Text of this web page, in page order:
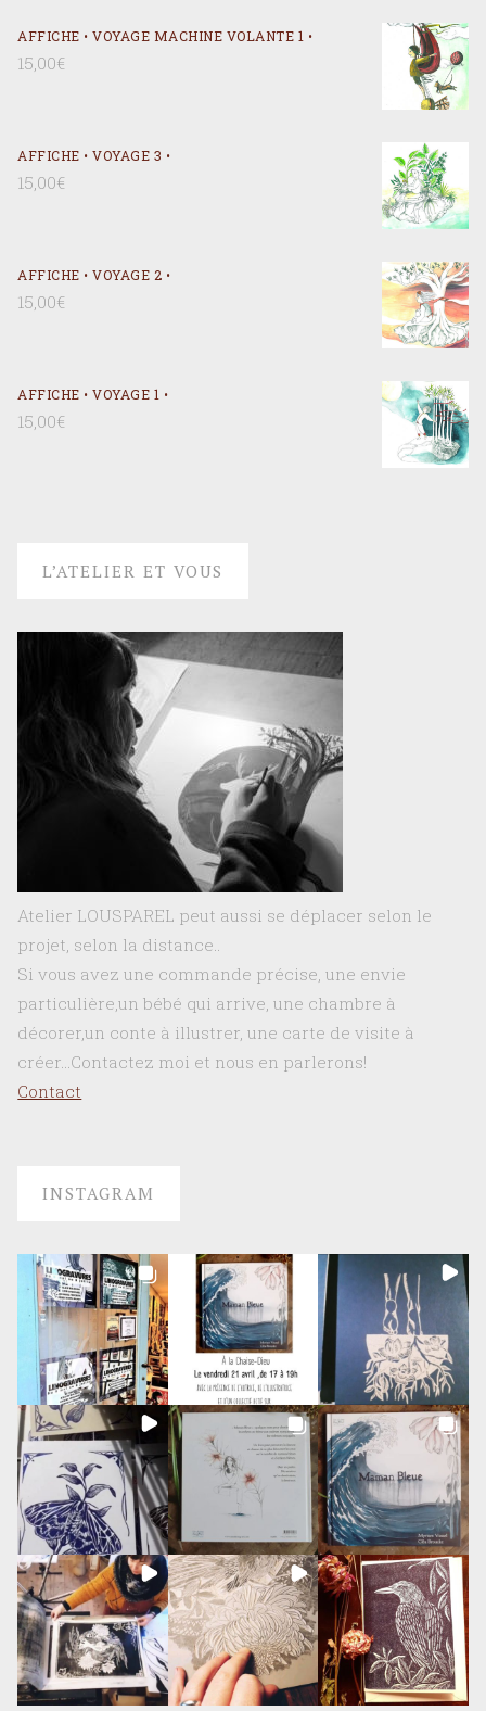
AFFICHE • VOYAGE MACHINE VOLANTE 1 •
15,00€
AFFICHE • VOYAGE 3 •
15,00€
AFFICHE • VOYAGE 2 •
15,00€
AFFICHE • VOYAGE 1 •
15,00€
L’ATELIER ET VOUS
Atelier LOUSPAREL peut aussi se déplacer selon le
projet, selon la distance..
Si vous avez une commande précise, une envie
particulière,un bébé qui arrive, une chambre à
décorer,un conte à illustrer, une carte de visite à
créer…Contactez moi et nous en parlerons!
Contact
INSTAGRAM